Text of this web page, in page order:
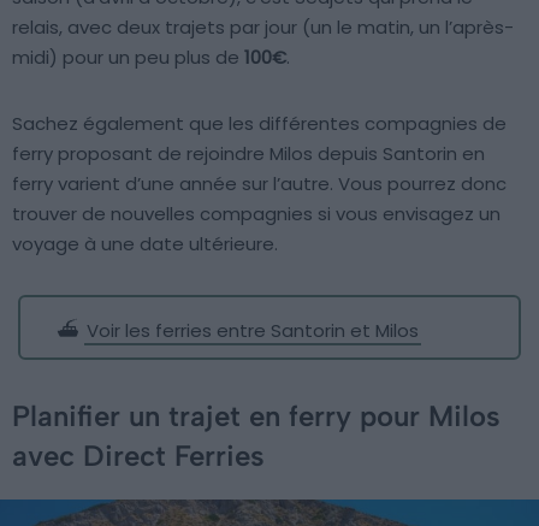
relais, avec deux trajets par jour (un le matin, un l’après-
midi) pour un peu plus de 100€.
Sachez également que les différentes compagnies de
ferry proposant de rejoindre Milos depuis Santorin en
ferry varient d’une année sur l’autre. Vous pourrez donc
trouver de nouvelles compagnies si vous envisagez un
voyage à une date ultérieure.
⛴️ Voir les ferries entre Santorin et Milos
Planifier un trajet en ferry pour Milos
avec Direct Ferries